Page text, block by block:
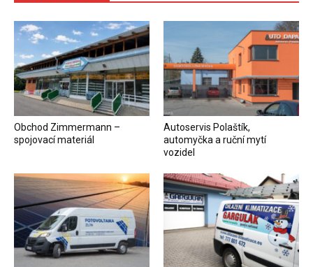
Obchod Zimmermann –
spojovací materiál
Autoservis Polaštík,
automyčka a ruční mytí
vozidel